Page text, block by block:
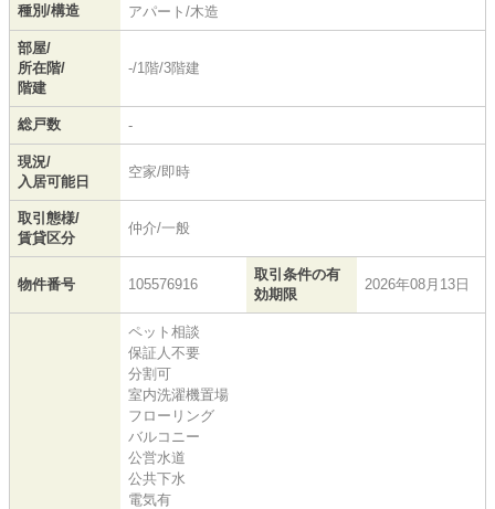
種別/構造 アパート/木造
部屋/
所在階/
階建
-/1階/3階建
総戸数 -
現況/
入居可能日
空家/即時
取引態様/
賃貸区分
仲介/一般
物件番号 105576916
取引条件の有
効期限
2026年08月13日
ペット相談
保証人不要
分割可
室内洗濯機置場
フローリング
バルコニー
公営水道
公共下水
電気有